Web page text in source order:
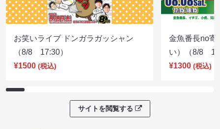
お笑いライブ ドンガラガッシャン
（8/8 17:30）
¥1500 (税込)
金魚番長no寄
い）（8/8
¥1300 (税込)
サイトを閲覧する